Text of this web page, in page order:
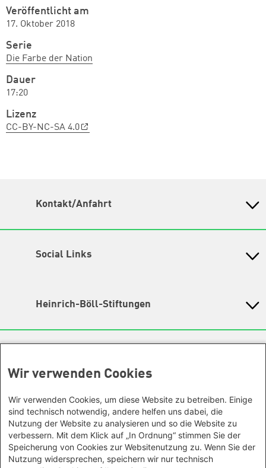
Veröffentlicht am
17. Oktober 2018
Serie
Die Farbe der Nation
Dauer
17:20
Lizenz
CC-BY-NC-SA 4.0
Kontakt/Anfahrt
80331 München
Sie wollen mehr über unsere Arbeit wissen? Sie haben
haben eine interessante Anregung? Das
Team unserer Geschäftsstellegibt Ihnen gerne Auskunft.
Ansonsten kontaktieren Sie uns gerne auch über unsere
Social Media Kanäle!
Unsere Räumlichkeiten sind leider nicht barrierefrei, wir
bemühen uns aber barrierefreie Veranstaltungsorte
Social Links
TikTok
YouTube
Threads
Mastodon
Heinrich-Böll-Stiftungen
Bundesstiftung
Bundesländern
Bayern
Berlin
Brandenburg
Bremen
Hamburg
Asien
Büro Neu-Delhi - Indien
Büro Phnom Penh - Kambodscha
Büro Südostasien
Büro Seoul - Ostasien | Globaler
Wir verwenden Cookies
Wir verwenden Cookies, um diese Website zu betreiben. Einige
sind technisch notwendig, andere helfen uns dabei, die
Nutzung der Website zu analysieren und so die Website zu
verbessern. Mit dem Klick auf „In Ordnung“ stimmen Sie der
Speicherung von Cookies zur Websitenutzung zu. Wenn Sie der
Nutzung widersprechen, speichern wir nur technisch